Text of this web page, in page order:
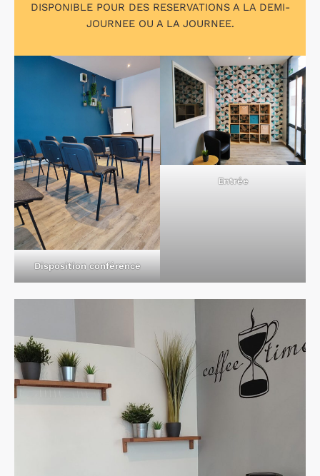
DISPONIBLE POUR DES RESERVATIONS A LA DEMI-
JOURNEE OU A LA JOURNEE.
Disposition conférence
Entrée